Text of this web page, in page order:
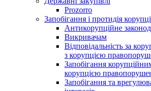
Prozorro
Запобігання і протидія
Антикорупційне
Викривачам
Відповідальність за
з корупцією
Запобігання
корупцією
Запобігання та